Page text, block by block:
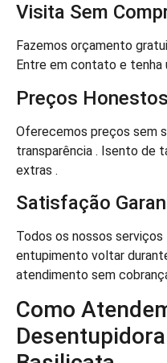
Visita Sem
Fazemos orçamento
Entre em contato e tenha
Preços Honestos
Oferecemos preços sem
transparência . Isento de
extras .
Satisfação
Todos os nossos
entupimento voltar
atendimento sem
Como